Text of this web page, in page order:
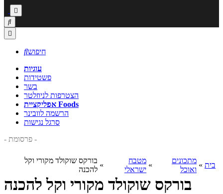



חיפוש
עוגיות
פשטידות
בשר
הצטרפות לניוזלטר
אפליקציית Foods
הרשמה לוובינר
סרגל נגישות
- פרסומת -
בית »
מתכונים
ואוכל
»
מטבח
ישראלי
»
בורקס שוקולד מקורי וקל
להכנה
בורקס שוקולד מקורי וקל להכנה